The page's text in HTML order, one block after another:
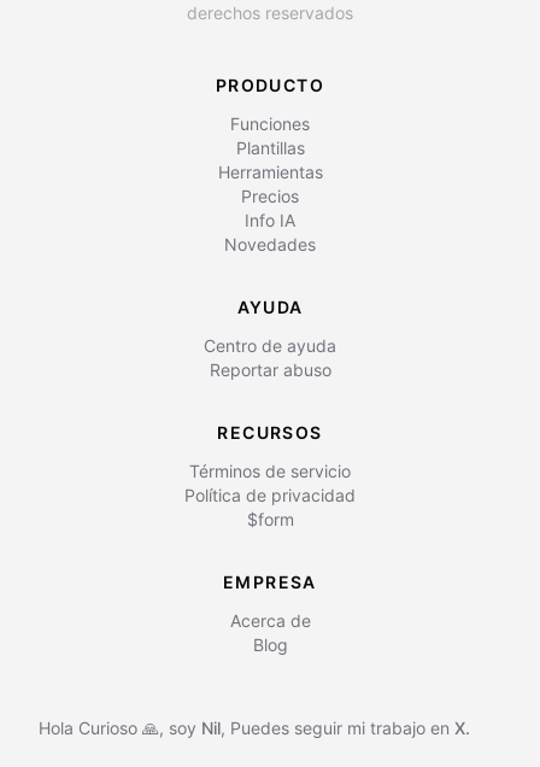
derechos reservados
PRODUCTO
Funciones
Plantillas
Herramientas
Precios
Info IA
Novedades
AYUDA
Centro de ayuda
Reportar abuso
RECURSOS
Términos de servicio
Política de privacidad
$form
EMPRESA
Acerca de
Blog
Hola Curioso 🙏, soy Nil, Puedes seguir mi trabajo en X.